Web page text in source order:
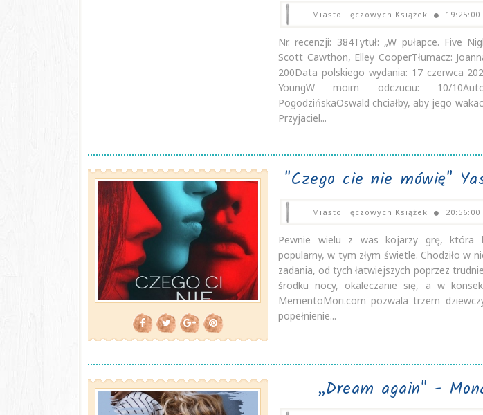
Miasto Tęczowych Książek 19:25:00
Nr. recenzji: 384Tytuł: „W pułapce. Five
Scott Cawthon, Elley CooperTłumacz:
200Data polskiego wydania: 17 czerwca
YoungW moim odczuciu: 10/
PogodzińskaOswald chciałby, aby jego
Przyjaciel...
"Czego cie nie mówię"
Miasto Tęczowych Książek 20:56:00
Pewnie wielu z was kojarzy grę, która
popularny, w tym złym świetle. Chodziło w
zadania, od tych łatwiejszych poprzez
środku nocy, okaleczanie się, a w
MementoMori.com pozwala trzem
popełnienie...
„Dream again" -